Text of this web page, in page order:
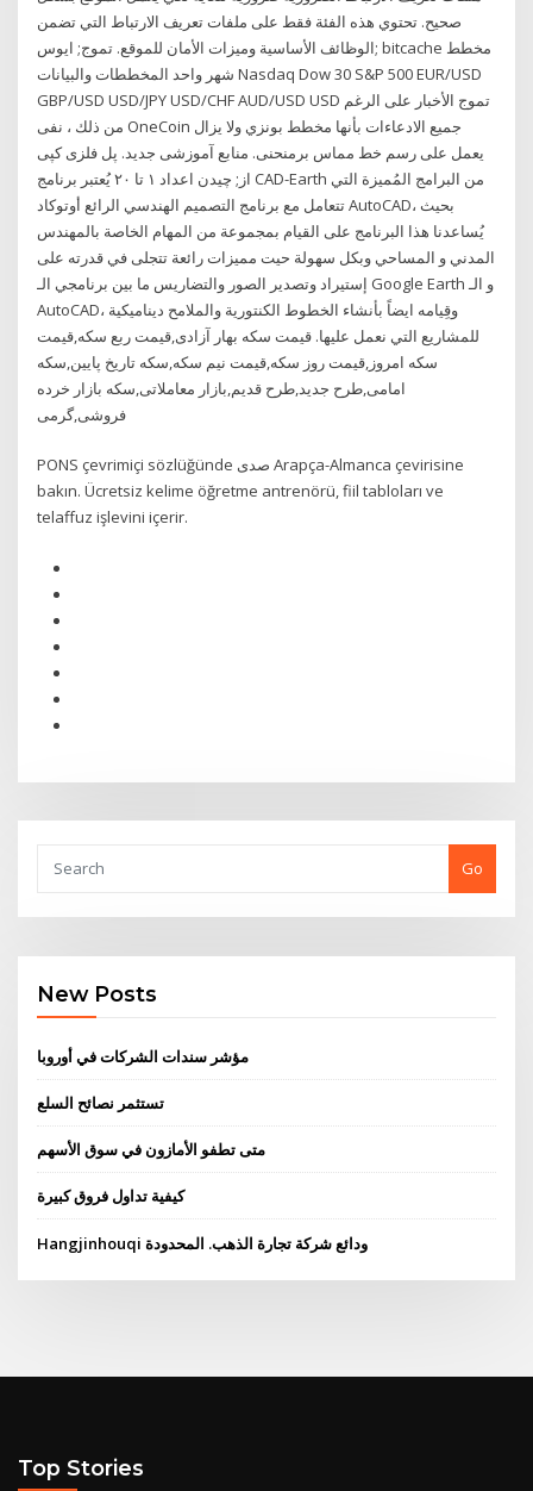
صحيح. تحتوي هذه الفئة فقط على ملفات تعريف الارتباط التي تضمن
الوظائف الأساسية وميزات الأمان للموقع. تموج; ايوس; bitcache مخطط
شهر واحد المخططات والبيانات Nasdaq Dow 30 S&P 500 EUR/USD
GBP/USD USD/JPY USD/CHF AUD/USD USD تموج الأخبار على الرغم
من ذلك ، نفى OneCoin جميع الادعاءات بأنها مخطط بونزي ولا يزال
يعمل على رسم خط مماس برمنحنی. منابع آموزشی جدید. پل فلزی کپی
از; چیدن اعداد ۱ تا ۲۰ يُعتبر برنامج CAD-Earth من البرامج المُميزة التي
تتعامل مع برنامج التصميم الهندسي الرائع أوتوكاد AutoCAD، بحيث
يُساعدنا هذا البرنامج على القيام بمجموعة من المهام الخاصة بالمهندس
المدني و المساحي وبكل سهولة حيت مميزات رائعة تتجلى في قدرته على
إستيراد وتصدير الصور والتضاريس ما بين برنامجي الـ Google Earth و الـ
AutoCAD، وقِيامه ايضاً بأنشاء الخطوط الكنتورية والملامح ديناميكية
للمشاريع التي نعمل عليها. قیمت سکه بهار آزادی,قیمت ربع سکه,قیمت
سکه امروز,قیمت روز سکه,قیمت نیم سکه,سکه تاریخ پایین,سکه
امامی,طرح جدید,طرح قدیم,بازار معاملاتی,سکه بازار خرده
فروشی,گرمی
PONS çevrimiçi sözlüğünde صدى Arapça-Almanca çevirisine
bakın. Ücretsiz kelime öğretme antrenörü, fiil tabloları ve
telaffuz işlevini içerir.
Go
New Posts
مؤشر سندات الشركات في أوروبا
تستثمر نصائح السلع
متى تطفو الأمازون في سوق الأسهم
كيفية تداول فروق كبيرة
Hangjinhouqi ودائع شركة تجارة الذهب. المحدودة
Top Stories